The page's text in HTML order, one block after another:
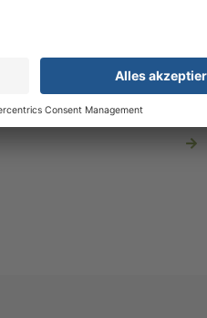
Perspektive
erweitern
Energie-Startups
Afrika endet am 31.